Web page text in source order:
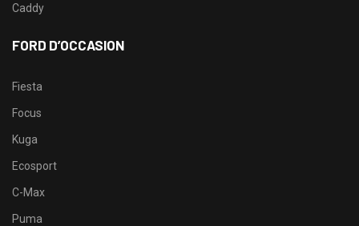
Caddy
FORD D’OCCASION
Fiesta
Focus
Kuga
Ecosport
C-Max
Puma